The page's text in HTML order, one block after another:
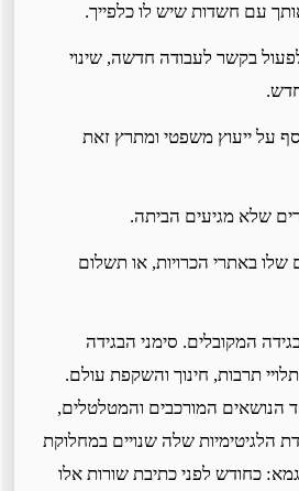
עם חשדות שיש לו כלפייך.
בקשר לעבודה חדשה, שינוי
על ייעוץ משפטי ומתרץ זאת
שלא מגיעים הביתה.
באתרי הכרויות, או תשלום
המקובלים. סימני הבגידה
תרבות, חינוך והשקפת עולם.
הנושאים המורכבים והמטלטלים,
הלגיטימיות שלה שנויים במחלוקת
כחודש לפני כתיבת שורות אלו